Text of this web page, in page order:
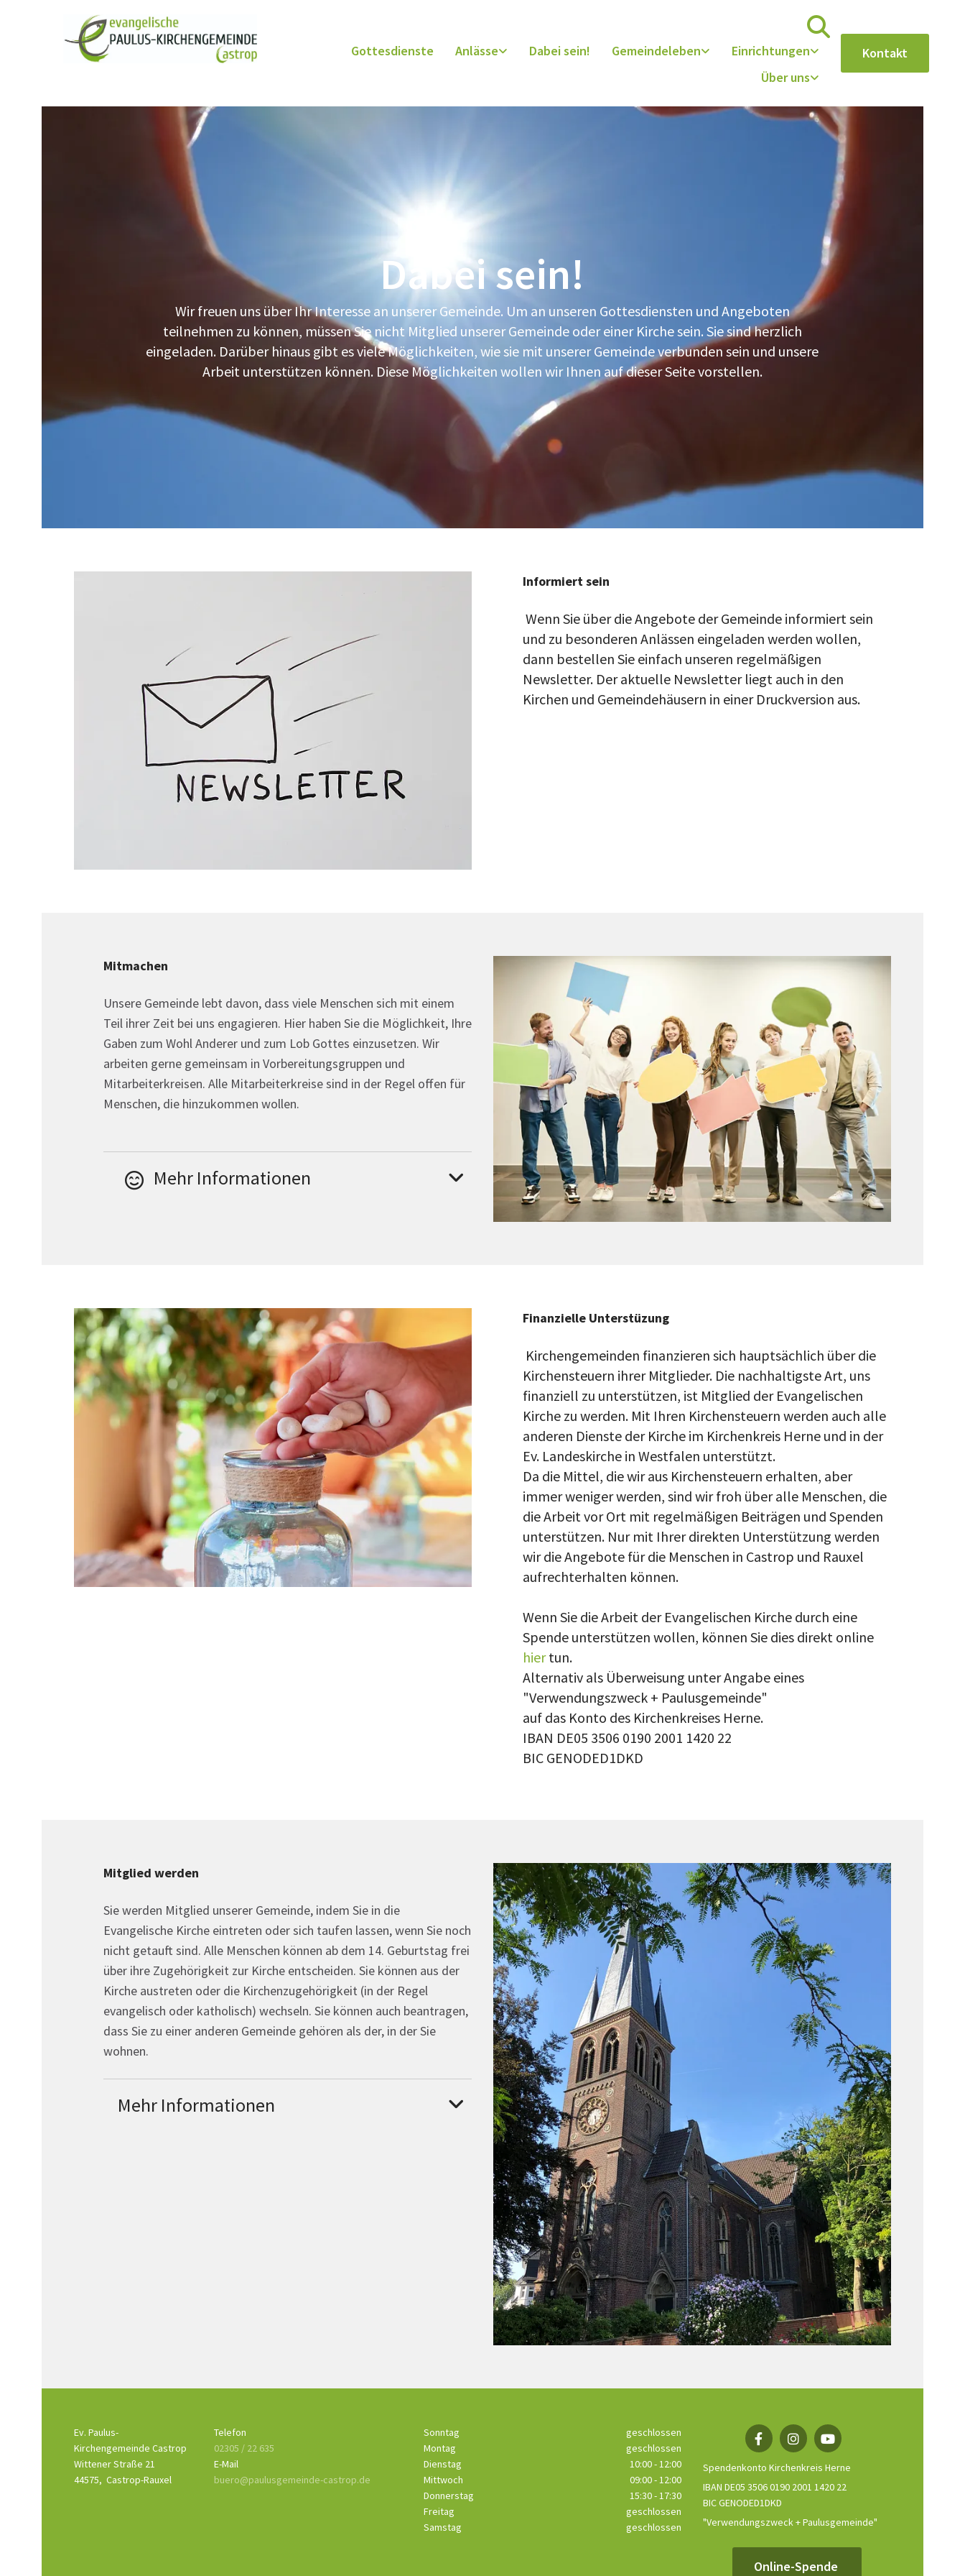
Gottesdienste Anlässe Dabei sein! Gemeindeleben
Einrichtungen
Über uns
Kontakt
Dabei sein!
Wir freuen uns über Ihr Interesse an unserer Gemeinde. Um an unseren Gottesdiensten und Angeboten
teilnehmen zu können, müssen Sie nicht Mitglied unserer Gemeinde oder einer Kirche sein. Sie sind herzlich
eingeladen. Darüber hinaus gibt es viele Möglichkeiten, wie sie mit unserer Gemeinde verbunden sein und unsere
Arbeit unterstützen können. Diese Möglichkeiten wollen wir Ihnen auf dieser Seite vorstellen.
Informiert sein
Wenn Sie über die Angebote der Gemeinde informiert sein
und zu besonderen Anlässen eingeladen werden wollen,
dann bestellen Sie einfach unseren regelmäßigen
Newsletter. Der aktuelle Newsletter liegt auch in den
Kirchen und Gemeindehäusern in einer Druckversion aus.
Mitmachen
Unsere Gemeinde lebt davon, dass viele Menschen sich mit einem
Teil ihrer Zeit bei uns engagieren. Hier haben Sie die Möglichkeit, Ihre
Gaben zum Wohl Anderer und zum Lob Gottes einzusetzen. Wir
arbeiten gerne gemeinsam in Vorbereitungsgruppen und
Mitarbeiterkreisen. Alle Mitarbeiterkreise sind in der Regel offen für
Menschen, die hinzukommen wollen.
Mehr Informationen
Finanzielle Unterstüzung
Kirchengemeinden finanzieren sich hauptsächlich über die
Kirchensteuern ihrer Mitglieder. Die nachhaltigste Art, uns
finanziell zu unterstützen, ist Mitglied der Evangelischen
Kirche zu werden. Mit Ihren Kirchensteuern werden auch alle
anderen Dienste der Kirche im Kirchenkreis Herne und in der
Ev. Landeskirche in Westfalen unterstützt.
Da die Mittel, die wir aus Kirchensteuern erhalten, aber
immer weniger werden, sind wir froh über alle Menschen, die
die Arbeit vor Ort mit regelmäßigen Beiträgen und Spenden
unterstützen. Nur mit Ihrer direkten Unterstützung werden
wir die Angebote für die Menschen in Castrop und Rauxel
aufrechterhalten können.
Wenn Sie die Arbeit der Evangelischen Kirche durch eine
Spende unterstützen wollen, können Sie dies direkt online
hiertun.
Alternativ als Überweisung unter Angabe eines
"Verwendungszweck + Paulusgemeinde"
auf das Konto des Kirchenkreises Herne.
IBAN DE05 3506 0190 2001 1420 22
BIC GENODED1DKD
Mitglied werden
Sie werden Mitglied unserer Gemeinde, indem Sie in die
Evangelische Kirche eintreten oder sich taufen lassen, wenn Sie noch
nicht getauft sind. Alle Menschen können ab dem 14. Geburtstag frei
über ihre Zugehörigkeit zur Kirche entscheiden. Sie können aus der
Kirche austreten oder die Kirchenzugehörigkeit (in der Regel
evangelisch oder katholisch) wechseln. Sie können auch beantragen,
dass Sie zu einer anderen Gemeinde gehören als der, in der Sie
wohnen.
Mehr Informationen
Ev. Paulus-
Kirchengemeinde Castrop
Wittener Straße 21
44575, Castrop-Rauxel
Telefon
02305 / 22 635
E-Mail
buero@paulusgemeinde-castrop.de
Sonntag
geschlossen
Montag
geschlossen
Dienstag
10:00 - 12:00
Mittwoch
09:00 - 12:00
Donnerstag
15:30 - 17:30
Freitag
geschlossen
Samstag
geschlossen
Spendenkonto Kirchenkreis Herne
IBAN DE05 3506 0190 2001 1420 22
BIC GENODED1DKD
"Verwendungszweck + Paulusgemeinde"
Online-Spende